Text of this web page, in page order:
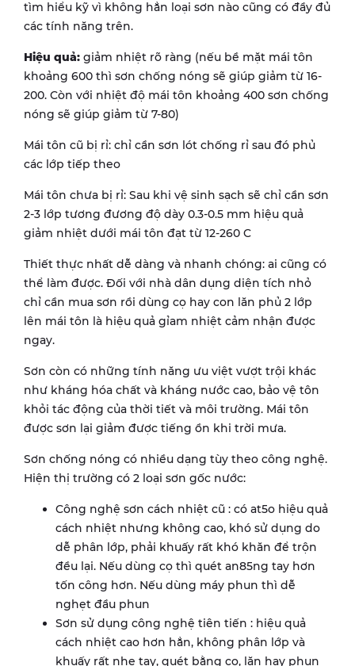
tìm hiểu kỹ vì không hẳn loại sơn nào cũng có đầy đủ
các tính năng trên.
Hiệu quả: giảm nhiệt rõ ràng (nếu bề mặt mái tôn
khoảng 600 thì sơn chống nóng sẽ giúp giảm từ 16-
200. Còn với nhiệt độ mái tôn khoảng 400 sơn chống
nóng sẽ giúp giảm từ 7-80)
Mái tôn cũ bị rỉ: chỉ cần sơn lót chống rỉ sau đó phủ
các lớp tiếp theo
Mái tôn chưa bị rỉ: Sau khi vệ sinh sạch sẽ chỉ cần sơn
2-3 lớp tương đương độ dày 0.3-0.5 mm hiệu quả
giảm nhiệt dưới mái tôn đạt từ 12-260 C
Thiết thực nhất dễ dàng và nhanh chóng: ai cũng có
thể làm được. Đối với nhà dân dụng diện tích nhỏ
chỉ cần mua sơn rồi dùng cọ hay con lăn phủ 2 lớp
lên mái tôn là hiệu quả gỉam nhiệt cảm nhận được
ngay.
Sơn còn có những tính năng ưu việt vượt trội khác
như kháng hóa chất và kháng nước cao, bảo vệ tôn
khỏi tác động của thời tiết và môi trường. Mái tôn
được sơn lại giảm được tiếng ồn khi trời mưa.
Sơn chống nóng có nhiều dạng tùy theo công nghệ.
Hiện thị trường có 2 loại sơn gốc nước:
Công nghệ sơn cách nhiệt cũ : có at5o hiệu quả
cách nhiệt nhưng không cao, khó sử dụng do
dễ phân lớp, phải khuấy rất khó khăn để trộn
đều lại. Nếu dùng cọ thì quét an85ng tay hơn
tốn công hơn. Nếu dùng máy phun thì dễ
nghẹt đầu phun
Sơn sử dụng công nghệ tiên tiến : hiệu quả
cách nhiệt cao hơn hẳn, không phân lớp và
khuấy rất nhẹ tay, quét bằng cọ, lăn hay phun